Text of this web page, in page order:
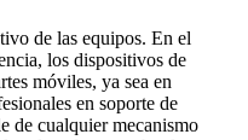
de las equipos. En el
los dispositivos de
móviles, ya sea en
en soporte de
de cualquier mecanismo